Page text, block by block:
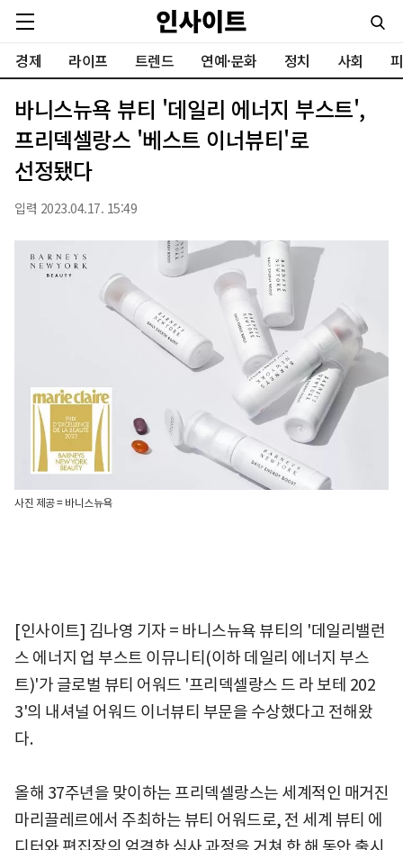
경제 라이프 트렌드 연예·문화 정치 사회
바니스뉴욕 뷰티 '데일리 에너지 부스트',
프리덱셀랑스 '베스트 이너뷰티'로
선정됐다
입력 2023.04.17. 15:49
사진 제공 = 바니스뉴욕
[인사이트] 김나영 기자 = 바니스뉴욕 뷰티의 '데일리밸런
스 에너지 업 부스트 이뮤니티(이하 데일리 에너지 부스
트)'가 글로벌 뷰티 어워드 '프리덱셀랑스 드 라 보테 202
3'의 내셔널 어워드 이너뷰티 부문을 수상했다고 전해왔
다.
올해 37주년을 맞이하는 프리덱셀랑스는 세계적인 매거진
마리끌레르에서 주최하는 뷰티 어워드로, 전 세계 뷰티 에